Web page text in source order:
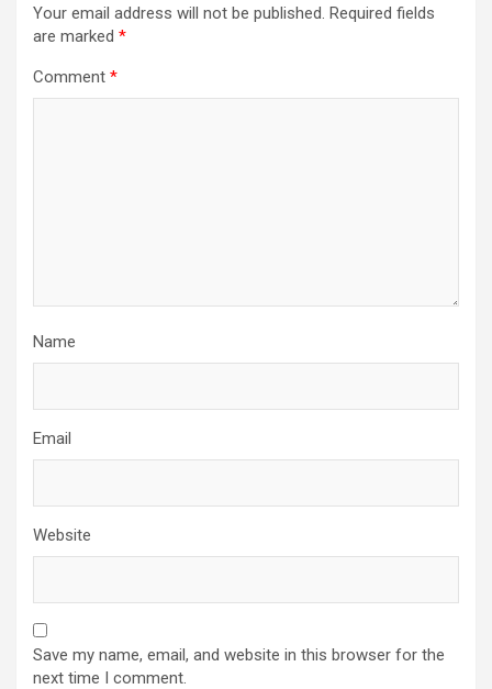
Your email address will not be published. Required fields
are marked *
Comment *
Name
Email
Website
Save my name, email, and website in this browser for the
next time I comment.